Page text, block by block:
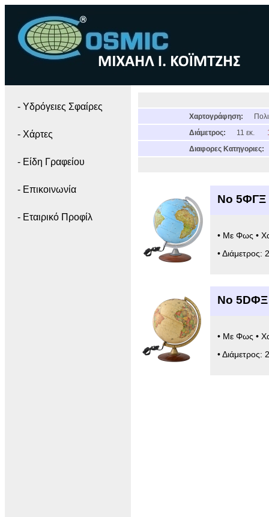
- Yδρόγειες Σφαίρες
- Χάρτες
- Είδη Γραφείου
- Επικοινωνία
- Εταιρικό Προφίλ
Χαρτογράφηση:
Διάμετρος:
11 εκ.
Διαφορες Κατηγοριες:
Νο 5ΦΓΞ
• Με Φως •
•
Νο
• Με Φως •
•